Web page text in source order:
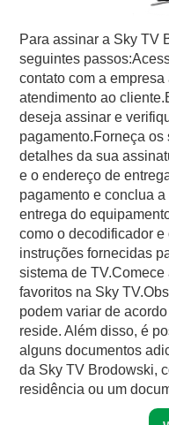
Para assinar a Sky TV
seguintes
contato com a
atendimento ao
deseja assinar e
pagamento.Forneça
detalhes da sua
e o endereço de
pagamento e conclua
entrega do
como o decodificador
instruções fornecidas
sistema de
favoritos na Sky
podem variar de
reside. Além disso, é
alguns documentos
da Sky TV Brodowski,
residência ou um